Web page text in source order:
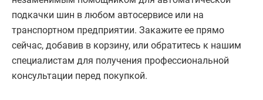
подкачки шин в любом автосервисе или на
транспортном предприятии. Закажите ее прямо
сейчас, добавив в корзину, или обратитесь к нашим
специалистам для получения профессиональной
консультации перед покупкой.